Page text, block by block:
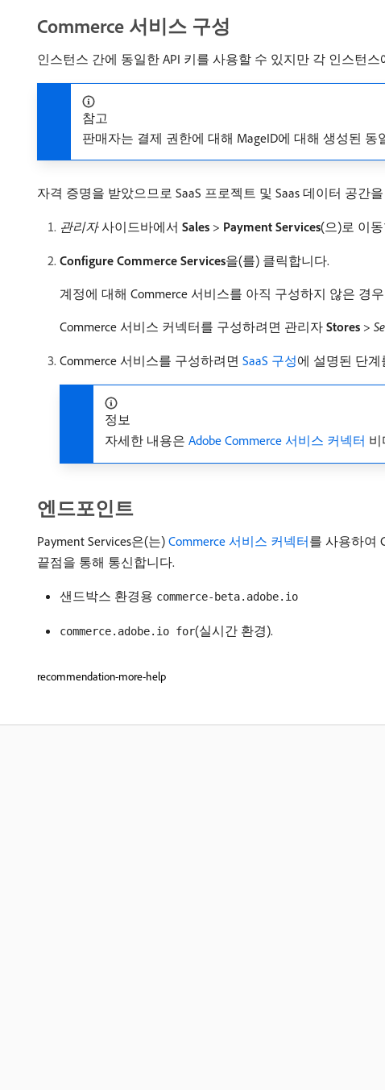
Commerce 서비스 구성
인스턴스 간에 동일한 API 키를 사용할 수 있지만 각 인스턴
참고
판매자는 결제 권한에 대해 MageID에 대해 생성된 동
자격 증명을 받았으므로 SaaS 프로젝트 및 Saas 데이터 공간
관리자사이드바에서 Sales > Payment Services(으)로 이
Configure Commerce Services​을(를) 클릭합니다.
계정에 대해 Commerce 서비스를 아직 구성하지 않은 경
Commerce 서비스 커넥터를 구성하려면 관리자 Stores >
Commerce 서비스를 구성하려면 SaaS 구성에 설명된 단
정보
자세한 내용은 Adobe Commerce 서비스 커넥터
엔드포인트
Payment Services은(는) Commerce 서비스 커넥터를 사용하여
끝점을 통해 통신합니다.
샌드박스 환경용 commerce-beta.adobe.io
commerce.adobe.io for(실시간 환경).
recommendation-more-help